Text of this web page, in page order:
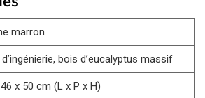
marron
bois d’eucalyptus massif
x 50 cm (L x P x H)